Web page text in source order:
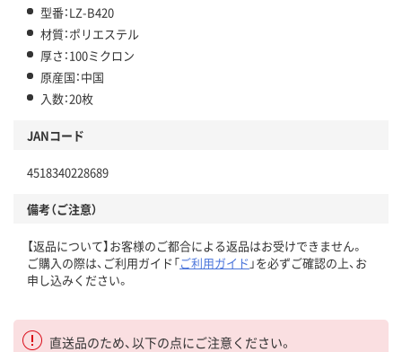
型番：LZ-B420
材質：ポリエステル
厚さ：100ミクロン
原産国：中国
入数：20枚
JANコード
4518340228689
備考（ご注意）
【返品について】お客様のご都合による返品はお受けできません。
ご購入の際は、ご利用ガイド「ご利用ガイド 」を必ずご確認の上、お
申し込みください。
直送品のため、以下の点にご注意ください。